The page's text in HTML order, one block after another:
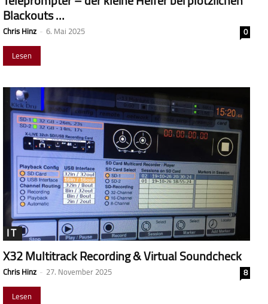
Blackouts …
Chris Hinz - 6. Mai 2025
0
Lesen
IT
X32 Multitrack Recording & Virtual Soundcheck
Chris Hinz - 27. November 2025
8
Lesen